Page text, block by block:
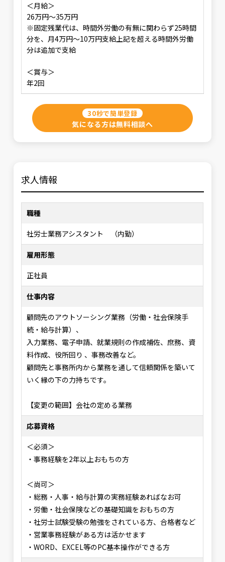
＜月給＞
26万円～35万円
※固定残業代は、時間外労働の有無に関わらず25時間
分を、月4万円～10万円支給上記を超える時間外労働
分は追加で支給
＜賞与＞
年2回
30秒で簡単登録
気になる方は無料相談へ
求人情報
職種
社労士業務アシスタント （内勤）
雇用形態
正社員
仕事内容
顧問先のアウトソーシング業務（労働・社会保険手
続・給与計算）、
入力業務、電子申請、就業規則の作成補佐、庶務、資
料作成、役所回り 、事務改善など。
顧問先と事務所内から業務を通して信頼関係を築いて
いく縁の下の力持ちです。
【変更の範囲】会社の定める業務
応募資格
＜必須＞
・事務経験を2年以上おもちの方
＜尚可＞
・総務・人事・給与計算の実務経験あればなお可
・労働・社会保険などの基礎知識をおもちの方
・社労士試験受験の勉強をされている方、合格者など
・営業事務経験がある方は活かせます
・WORD、EXCEL等のPC基本操作ができる方